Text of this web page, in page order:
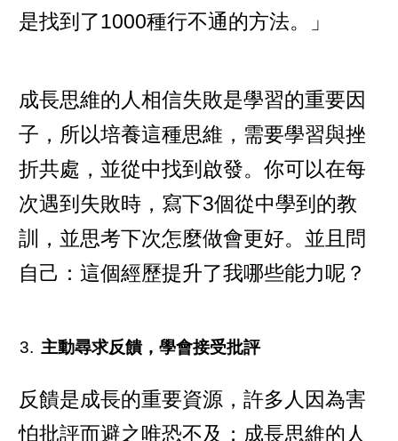
是找到了1000種行不通的方法。」
成長思維的人相信失敗是學習的重要因
子，所以培養這種思維，需要學習與挫
折共處，並從中找到啟發。你可以在每
次遇到失敗時，寫下3個從中學到的教
訓，並思考下次怎麼做會更好。並且問
自己：這個經歷提升了我哪些能力呢？
主動尋求反饋，學會接受批評
反饋是成長的重要資源，許多人因為害
怕批評而避之唯恐不及；成長思維的人